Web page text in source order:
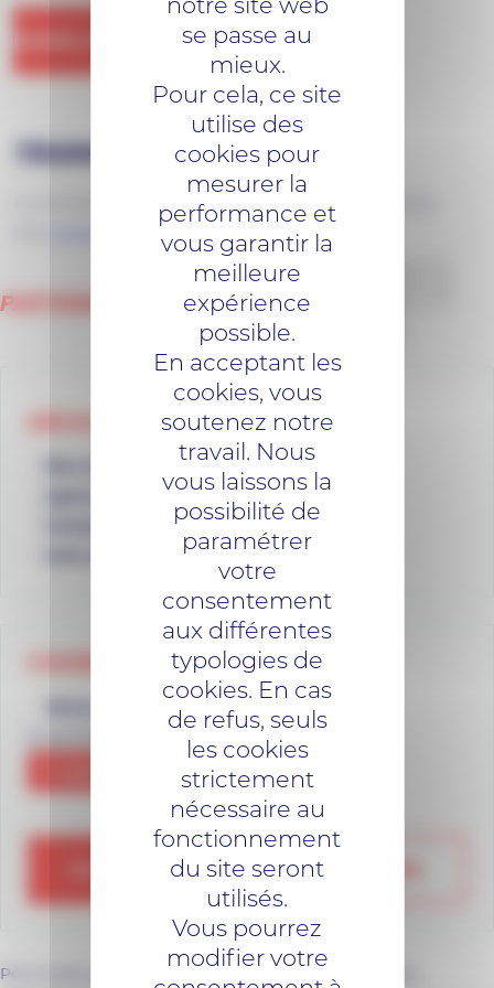
MAIRIE DE CONQUEREUIL
TRANSPORT INTERURBAIN
La commune bénéficie d’une desserte du réseau Aléop
la ligne 310 Guémené-Penfao <> Derval
PARTAGER...
DÉCOUVREZ AUSSI...
Transport sur réservation
Foire aux Questions
COORDONNÉES
Nous trouver
3, rue Charles Sillard 35600 Redon
02 99 70 34 34 NOUS ÉCRIRE
Pour toute question ou information supplémentaire,
se passe au
mieux.
Pour cela, ce site
utilise des
cookies pour
mesurer la
performance et
vous garantir la
meilleure
expérience
possible.
En acceptant les
cookies, vous
soutenez notre
travail. Nous
vous laissons la
possibilité de
paramétrer
votre
consentement
aux différentes
typologies de
cookies. En cas
de refus, seuls
les cookies
strictement
nécessaire au
fonctionnement
du site seront
utilisés.
Vous pourrez
modifier votre